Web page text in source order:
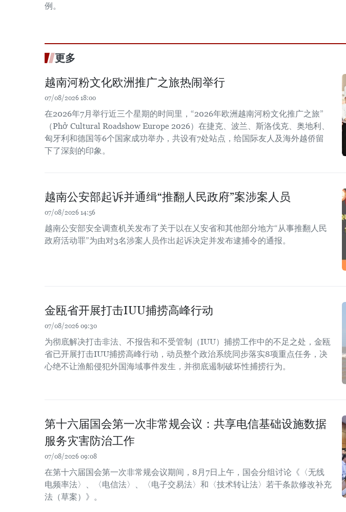
例。
更多
越南河粉文化欧洲推广之旅热闹举行
07/08/2026 18:00
在2026年7月举行近三个星期的时间里，“2026年欧洲越南河粉文化推广之旅”
（Phở Cultural Roadshow Europe 2026）在捷克、波兰、斯洛伐克、奥地利、
匈牙利和德国等6个国家成功举办，共设有7处站点，给国际友人及海外越侨留
下了深刻的印象。
越南公安部起诉并通缉“推翻人民政府”案涉案人员
07/08/2026 14:56
越南公安部安全调查机关发布了关于以在乂安省和其他部分地方“从事推翻人民
政府活动罪”为由对3名涉案人员作出起诉决定并发布逮捕令的通报。
金瓯省开展打击IUU捕捞高峰行动
07/08/2026 09:30
为彻底解决打击非法、不报告和不受管制（IUU）捕捞工作中的不足之处，金瓯
省已开展打击IUU捕捞高峰行动，动员整个政治系统同步落实8项重点任务，决
心绝不让渔船侵犯外国海域事件发生，并彻底遏制破坏性捕捞行为。
第十六届国会第一次非常规会议：共享电信基础设施数据
服务灾害防治工作
07/08/2026 09:08
在第十六届国会第一次非常规会议期间，8月7日上午，国会分组讨论《〈无线
电频率法〉、〈电信法〉、〈电子交易法〉和〈技术转让法〉若干条款修改补充
法（草案）》。